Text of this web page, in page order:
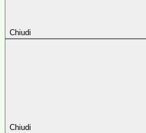
Chiudi
Chiudi